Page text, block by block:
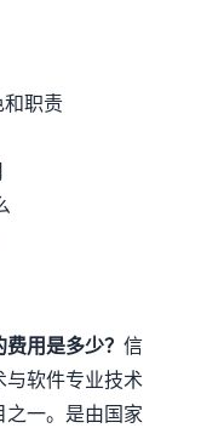
和职责
费用是多少？信
与软件专业技术
一。是由国家